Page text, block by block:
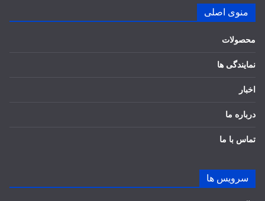
منوی اصلی
محصولات
نمایندگی ها
اخبار
درباره ما
تماس با ما
سرویس ها